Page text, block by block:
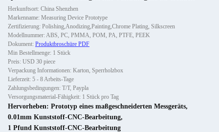
Herkunftsort: China Shenzhen
Markenname: Measuring Device Prototype
Zertifizierung: Polishing,Anodizing,Painting,Chrome Plating, Silkscreen
Modellnummer: ABS, PC, PMMA, POM, PA, PTFE, PEEK
Dokument: Produktbroschüre PDF
Min Bestellmenge: 1 Stück
Preis: USD 30 piece
Verpackung Informationen: Karton, Sperrholzbox
Lieferzeit: 5 - 8 Arbeits-Tage
Zahlungsbedingungen: T/T, Paypla
Versorgungsmaterial-Fähigkeit: 1 Stück pro Tag
Hervorheben: Prototyp eines maßgeschneiderten Messgeräts,
0.01mm Kunststoff-CNC-Bearbeitung,
1 Pfund Kunststoff-CNC-Bearbeitung